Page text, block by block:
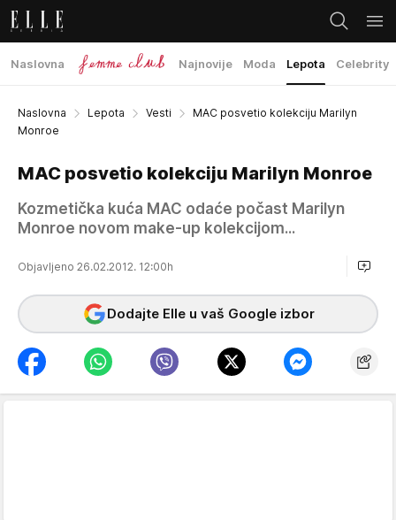
Naslovna Najnovije Moda Lepota Celebrity
Naslovna Lepota Vesti
MAC posvetio kolekciju Marilyn
Monroe
MAC posvetio kolekciju Marilyn Monroe
Kozmetička kuća MAC odaće počast Marilyn
Monroe novom make-up kolekcijom...
Objavljeno 26.02.2012. 12:00h
Dodajte Elle u vaš Google izbor